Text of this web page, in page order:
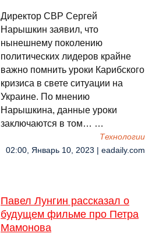
Директор СВР Сергей
Нарышкин заявил, что
нынешнему поколению
политических лидеров крайне
важно помнить уроки Карибского
кризиса в свете ситуации на
Украине. По мнению
Нарышкина, данные уроки
заключаются в том… …
Технологии
02:00, Январь 10, 2023 | eadaily.com
Павел Лунгин рассказал о
будущем фильме про Петра
Мамонова